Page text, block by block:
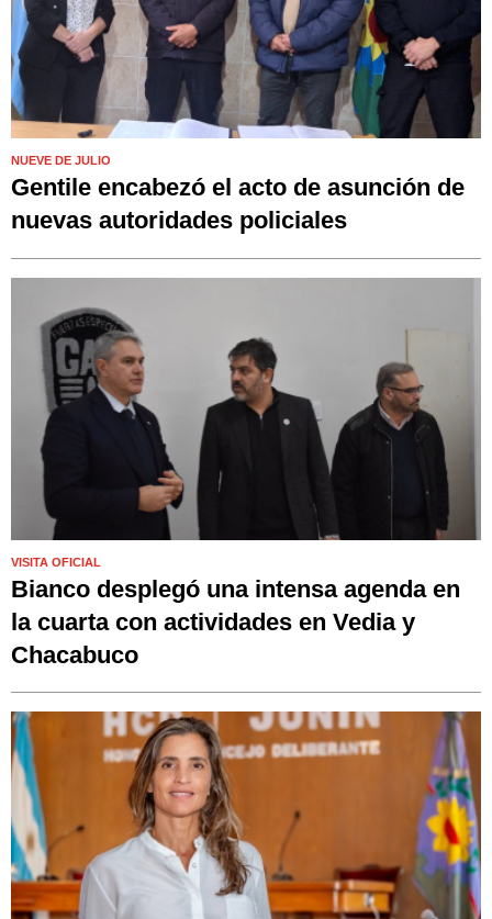
NUEVE DE JULIO
Gentile encabezó el acto de asunción de
nuevas autoridades policiales
VISITA OFICIAL
Bianco desplegó una intensa agenda en
la cuarta con actividades en Vedia y
Chacabuco